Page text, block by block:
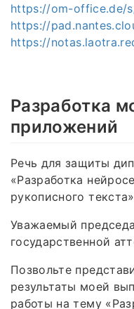
https://om-office.de/
https://
https://
Разработка
приложений
Речь для защиты
«Разработка
рукописного текста»
Уважаемый
государственной
Позвольте
результаты моей
работы на тему